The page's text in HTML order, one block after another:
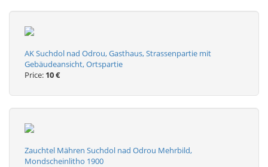
AK Suchdol nad Odrou, Gasthaus, Strassenpartie mit
Gebäudeansicht, Ortspartie
Price: 10 €
Zauchtel Mähren Suchdol nad Odrou Mehrbild,
Mondscheinlitho 1900